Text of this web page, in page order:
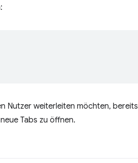
Nutzer weiterleiten möchten, bereits
Tabs zu öffnen.